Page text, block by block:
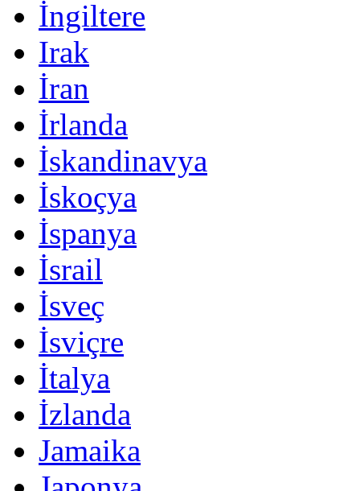
İngiltere
Irak
İran
İrlanda
İskandinavya
İskoçya
İspanya
İsrail
İsveç
İsviçre
İtalya
İzlanda
Jamaika